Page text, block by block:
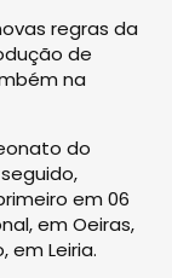
regras da
de
na
do
em 06
em Oeiras,
em Leiria.